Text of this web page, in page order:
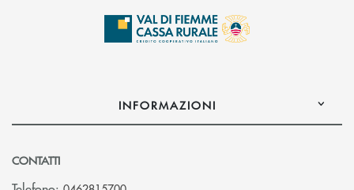
INFORMAZIONI
CONTATTI